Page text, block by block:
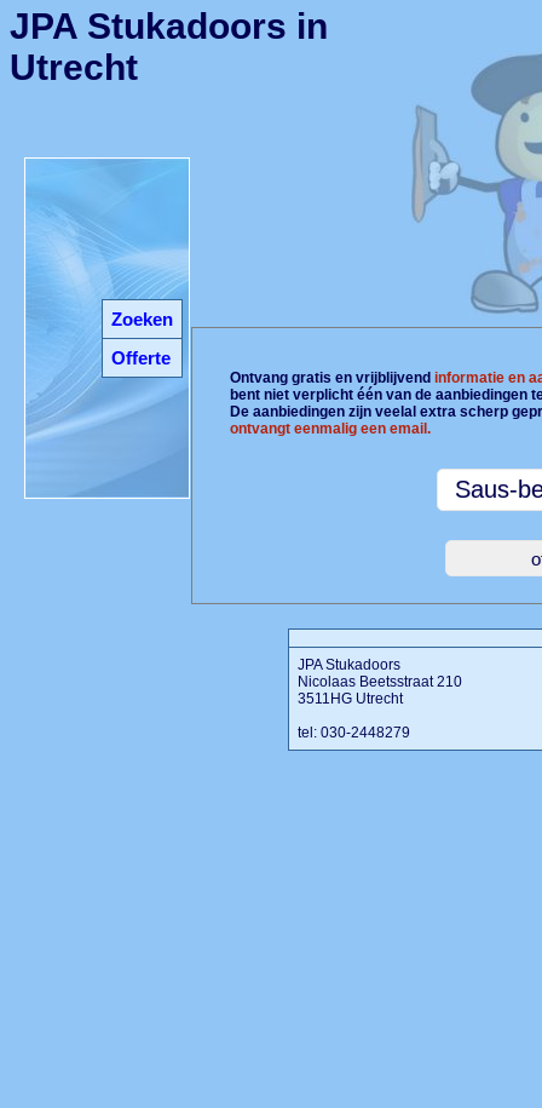
Zoeken
Offerte
JPA Stukadoors in
Utrecht
Ontvang gratis en vrijblijvendinformatie en
bent niet verplicht één van de aanbiedingen
De aanbiedingen zijn veelal extra scherp
ontvangt eenmalig een email.
JPA Stukadoors
Nicolaas Beetsstraat 210
3511HG Utrecht
tel: 030-2448279